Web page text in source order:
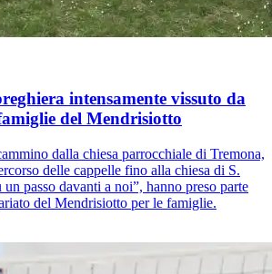
intensamente vissuto da
del Mendrisiotto
dalla chiesa parrocchiale di Tremona,
delle cappelle fino alla chiesa di S.
passo davanti a noi”, hanno preso parte
del Mendrisiotto per le famiglie.